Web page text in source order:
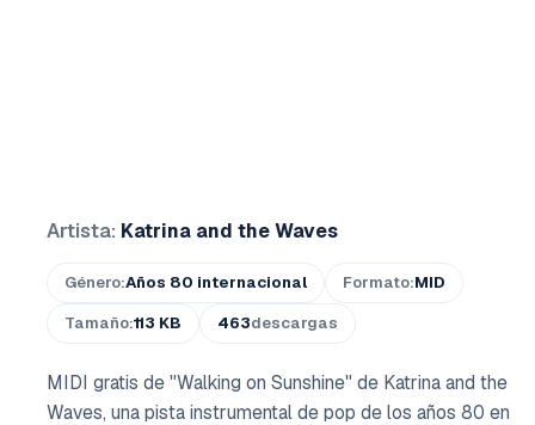
Artista: Katrina and the Waves
Género:Años 80 internacional Formato:MID
Tamaño:113 KB 463descargas
MIDI gratis de "Walking on Sunshine" de Katrina and the
Waves, una pista instrumental de pop de los años 80 en